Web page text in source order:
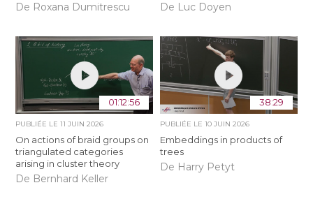
De Roxana Dumitrescu De Luc Doyen
01:12:56
PUBLIÉE LE11 JUIN 2026
On actions of braid groups on
triangulated categories
arising in cluster theory
De Bernhard Keller
38:29
PUBLIÉE LE 10 JUIN 2026
Embeddings in products of
trees
De Harry Petyt